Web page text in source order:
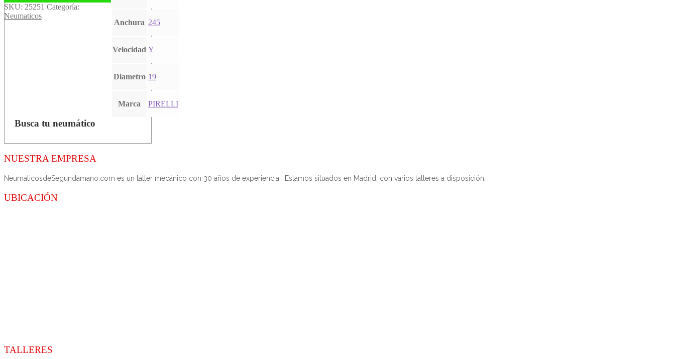
SKU: 25251 Categoría:
Neumaticos
Anchura 245
Velocidad Y
Diametro 19
Marca PIRELLI
Busca tu neumático
NUESTRA EMPRESA
NeumaticosdeSegundamano.com es un taller mecánico con 30 años de experiencia . Estamos situados en Madrid, con varios talleres a disposición.
UBICACIÓN
TALLERES